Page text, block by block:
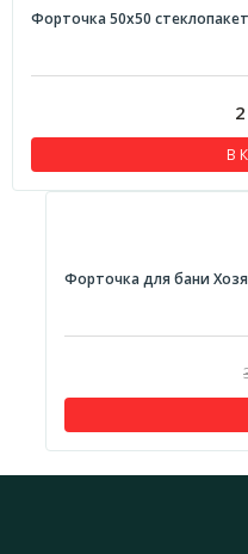
Форточка 50х50
В
Форточка для бани